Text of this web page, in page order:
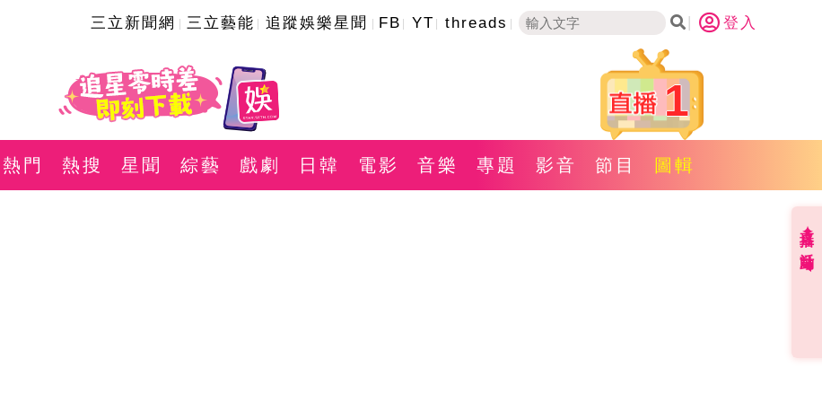
三立新聞網 三立藝能 追蹤娛樂星聞 FB YT threads 登入
1
熱門 熱搜 星聞 綜藝 戲劇 日韓 電影 音樂 專題 影音 節目 圖輯
直播✦活動